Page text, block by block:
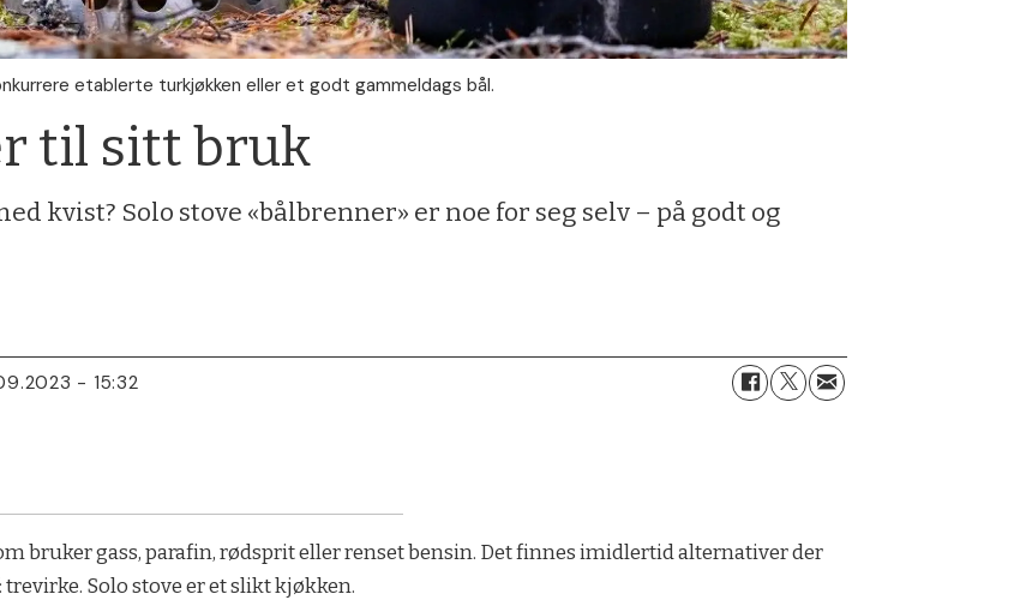
etablerte turkjøkken eller et godt gammeldags bål.
til sitt bruk
kvist? Solo stove «bålbrenner» er noe for seg selv – på godt og
- 15:32
bruker gass, parafin, rødsprit eller renset bensin. Det finnes imidlertid alternativer der
Solo stove er et slikt kjøkken.